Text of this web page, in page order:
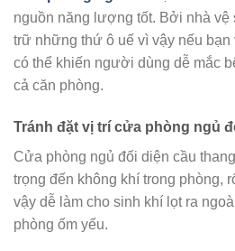
nguồn năng lượng tốt. Bởi nhà
trữ những thứ ô uế vì vậy nếu
có thể khiến người dùng dễ mắc
cả căn phòng.
Tránh đặt vị trí cửa phòng ngủ
Cửa phòng ngủ đối diện cầu
trọng đến không khí trong phòng,
vậy dễ làm cho sinh khí lọt ra
phòng ốm yếu.